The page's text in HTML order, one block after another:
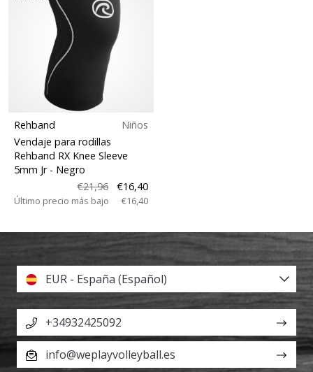
Rehband
Niños
Vendaje para rodillas
Rehband RX Knee Sleeve
5mm Jr - Negro
€21,96
€16,40
Último precio más bajo €16,40
EUR - España (Español)
+34932425092
info@weplayvolleyball.es